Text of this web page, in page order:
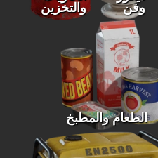
والتخزين وفن
الطعام والمطبخ